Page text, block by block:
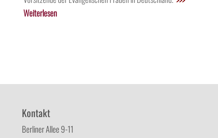
Weiterlesen
Kontakt
Berliner Allee 9-11